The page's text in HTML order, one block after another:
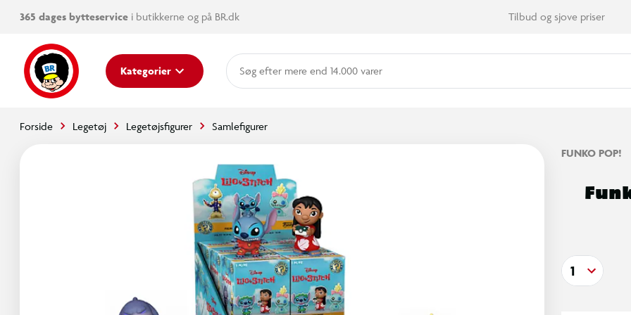
365 dages bytteservice i butikkerne og på BR.dk Tilbud og sjove priser
Kategorier mere end 14.000 varer
Forside Legetøj Legetøjsfigurer Samlefigurer
FUNKO POP!
1